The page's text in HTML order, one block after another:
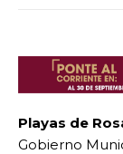
Playas de
Gobierno